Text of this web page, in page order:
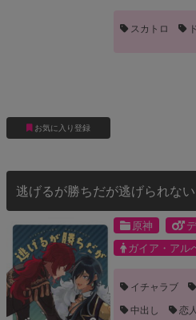
お気に入り登録
スカトロ
逃げるが勝ちだが逃げられない
原神
ガイア・アル
イチャラブ
中出し
恋人